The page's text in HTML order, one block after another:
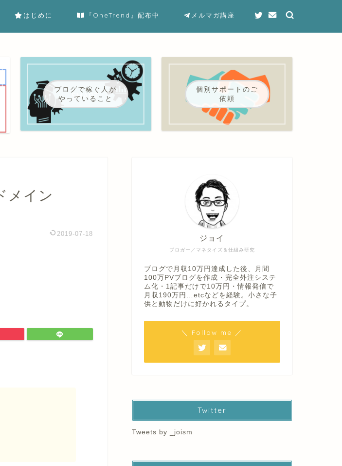
はじめに 『OneTrend』配布中 メルマガ講座
ブログで稼ぐ人が
やっていること
個別サポートのご
依頼
メイン
2019-07-18
ブロガー／マネタイズ＆仕組み研究
ジョイ
ブログで月収10万円達成した後、月間
100万PVブログを作成・完全外注システ
ム化・1記事だけで10万円・情報発信で
月収190万円…etcなどを経験。小さな子
供と動物だけに好かれるタイプ。
＼ Follow me ／
Twitter
Tweets by _joism